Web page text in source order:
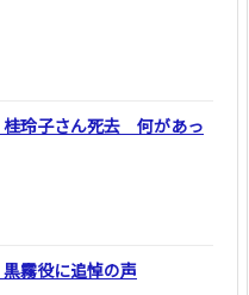
桂玲子さん死去 何があっ
黒霧役に追悼の声